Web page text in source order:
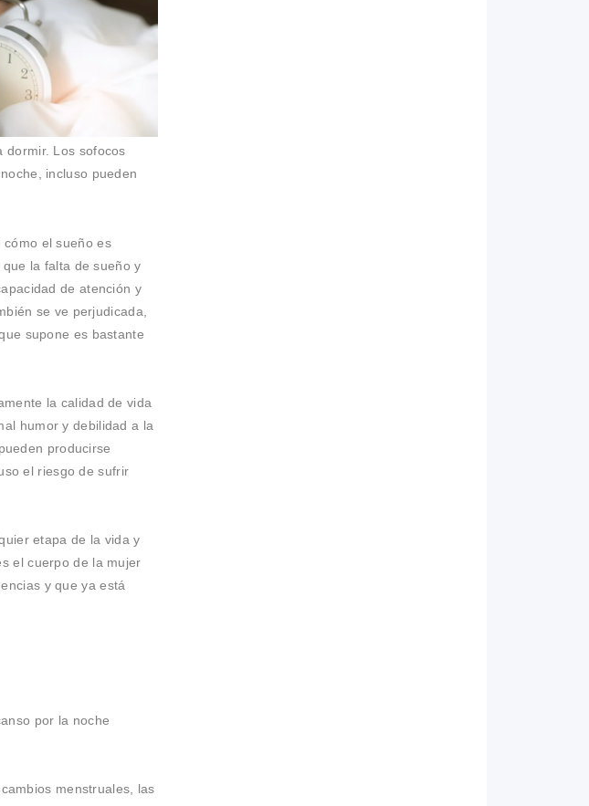
dormir. Los sofocos
incluso pueden
el sueño es
la falta de sueño y
de atención y
se ve perjudicada,
supone es bastante
la calidad de vida
humor y debilidad a la
producirse
el riesgo de sufrir
etapa de la vida y
el cuerpo de la mujer
y que ya está
por la noche
menstruales, las